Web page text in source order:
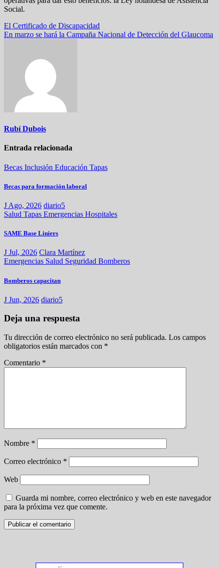
Social.
Navegación
de
El Certificado de Discapacidad
En marzo se hará la Campaña Nacional de Detección del Glaucoma
Rubí Dubois
Entrada relacionada
Becas Inclusión Educación Tapas
Becas para formación laboral
J Ago, 2026 diario5
Salud Tapas Emergencias Hospitales
SAME Base Liniers
J Jul, 2026 Clara Martínez
Emergencias Salud Seguridad Bomberos
Bomberos capacitan
J Jun, 2026 diario5
Deja una respuesta
Tu dirección de correo electrónico no será publicada. Los campos
obligatorios están marcados con *
Comentario *
Nombre *
Correo electrónico *
Web
Guarda mi nombre, correo electrónico y web en este navegador
para la próxima vez que comente.